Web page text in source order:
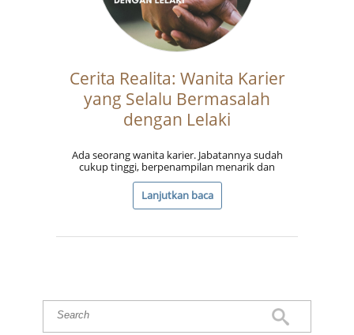
Cerita Realita: Wanita Karier
yang Selalu Bermasalah
dengan Lelaki
Ada seorang wanita karier. Jabatannya sudah
cukup tinggi, berpenampilan menarik dan
Lanjutkan baca